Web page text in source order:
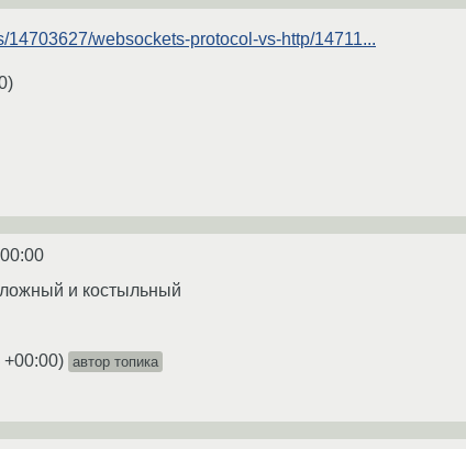
14703627/websockets-protocol-vs-http/14711...
)
и костыльный
+00:00) автор топика